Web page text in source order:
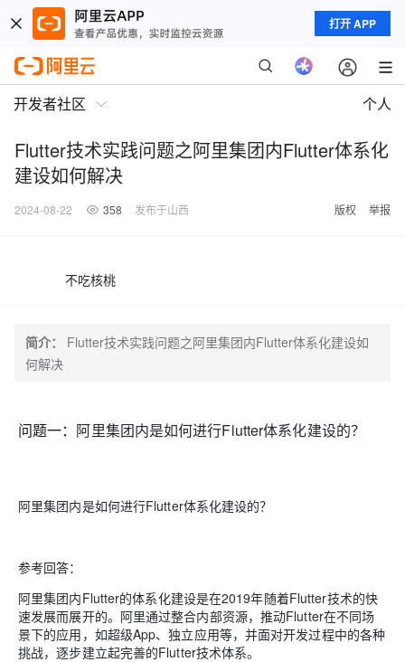
打开 APP
开发者社区 个人
Flutter技术实践问题之阿里集团内Flutter体系化
建设如何解决
2024-08-22 358 发布于山西 版权 举报
不吃核桃
简介：
Flutter技术实践问题之阿里集团内Flutter体系化建设如
何解决
问题一： 阿里集团内是如何进行Flutter体系化建设的？
阿里集团内是如何进行Flutter体系化建设的？
参考回答：
阿里集团内Flutter的体系化建设是在2019年随着Flutter技术的快
速发展而展开的。阿里通过整合内部资源，推动Flutter在不同场
景下的应用，如超级App、独立应用等，并面对开发过程中的各种
挑战，逐步建立起完善的Flutter技术体系。